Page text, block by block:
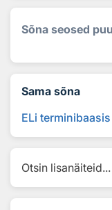
Sõna seosed
Sama sõna
ELi terminibaasis
Otsin lisanäiteid...